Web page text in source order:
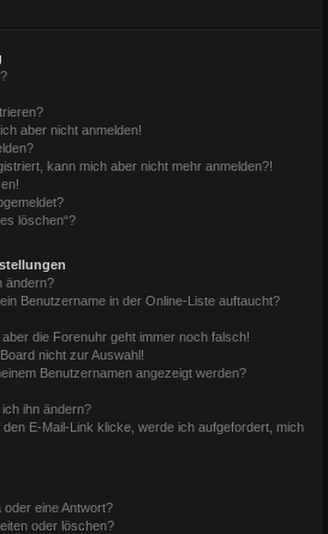
aber nicht anmelden!
kann mich aber nicht mehr anmelden?!
löschen“?
ändern?
Benutzername in der Online-Liste auftaucht?
die Forenuhr geht immer noch falsch!
nicht zur Auswahl!
Benutzernamen angezeigt werden?
ihn ändern?
E-Mail-Link klicke, werde ich aufgefordert, mich
eine Antwort?
oder löschen?